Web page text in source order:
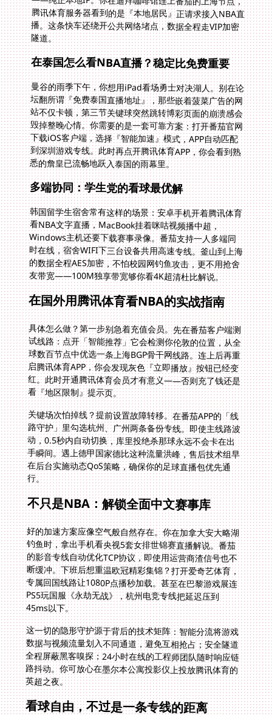
隧道。
在泰国怎么看NBA直播？稳定比免费重要
曼谷的雨季下午，你想用iPad看场勇士对决湖人。别在论
坛翻所谓『免费泰国直播地址』，那些嵌着菠菜广告的网
站不仅卡顿，第三节关键球突然跳转博彩页面的崩溃感会
毁掉整晚心情。你需要的是一套可靠方案：打开番茄官网
下载iOS客户端，选择『智能加速』模式，APP自动匹配
到深圳游戏专线。此时再点开腾讯体育APP，你会看到熟
悉的詹皇已流畅地跃入泰国的雨幕里。
多端协同：学生党的看球最优解
韩国留学生宿舍常有这样的场景：安卓手机开着腾讯体育
看NBA文字直播，MacBook挂着咪咕视频播中超，
Windows主机还要下载赛事录像。番茄支持一人多端同
时在线，宿舍WIFI下三台设备共用高速专线。釜山到上海
的数据全程AES加密，不怕校园网钓鱼攻击，更不用抢舍
友带宽——100M独享带宽够你看4K超清杜比解说。
在国外用腾讯体育看NBA的实战指南
具体怎么做？第一步别急着充值会员。先在番茄客户端测
试线路：点开「智能推荐」它会检测你伦敦的位置，从全
球数百节点中优选一条上海BGP骨干网线路。连上后再重
启腾讯体育APP，你会发现灰色『立即播放』按钮已经变
红。此时开通腾讯体育会员才有意义——否则充了钱还是
看『地区限制』提示页。
关键场次怕掉线？提前设置故障转移。在番茄APP的「线
路守护」里勾选杭州、广州两条备份专线。即使主线路波
动，0.5秒内自动切换，库里投绝杀那球永远不会卡在出
手瞬间。遇上德甲国家德比这种流量洪峰，售后技术组早
在后台实施动态QoS策略，确保你的足球直播包优先通
行。
不只是NBA：解锁全面中文赛事库
好的加速方案应像空气般自然存在。你在加拿大安大略湖
钓鱼时，拿出手机看央视5套女排世锦赛直播解说。番茄
的影音专线自动优化TCP协议，即使用运营商渣信号也不
断缓冲。下班后想重温欧冠精彩集锦？打开爱奇艺体育，
专属回国线路让1080P点播秒加载。甚至在巴黎游戏展连
PS5玩国服《永劫无战》，杭州电竞专线把延迟压到
45ms以下。
这一切的隐形守护源于背后的技术矩阵：智能分流将游戏
数据与视频流量划入不同通道，避免互相抢占；安全隧道
全程屏蔽黑客嗅探；24小时在线的工程师团队随时响应链
路抖动。你可放心在墨尔本公寓投影仪上投放腾讯体育的
英超之夜。
看球自由，不过是一条专线的距离